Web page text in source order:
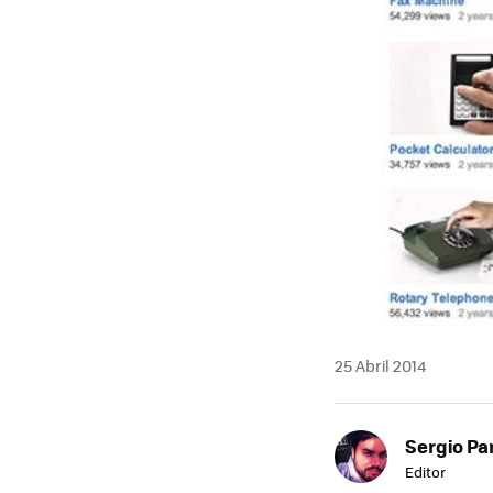
25 Abril 2014
Sergio
Editor